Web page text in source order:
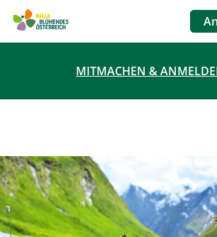
Direkt
MITMACHEN &